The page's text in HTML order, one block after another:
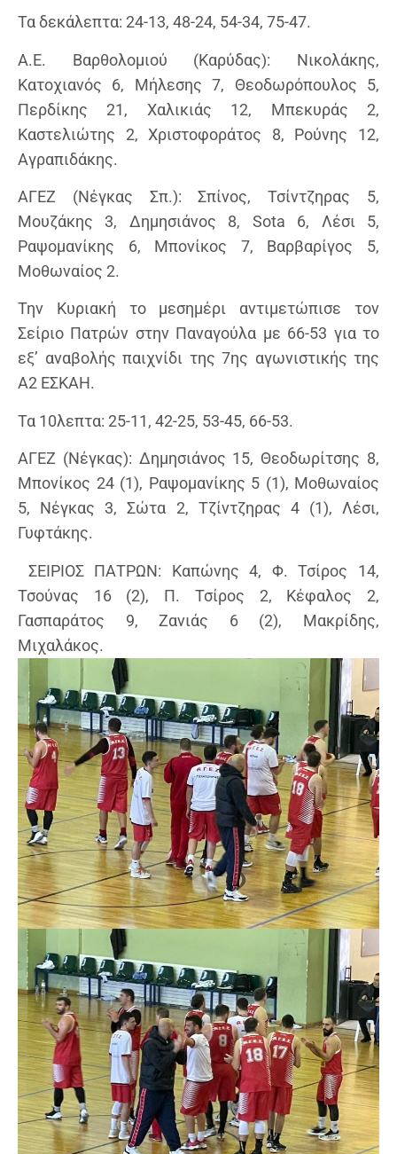
Τα δεκάλεπτα: 24-13, 48-24, 54-34, 75-47.
Α.Ε. Βαρθολομιού (Καρύδας): Νικολάκης,
Κατοχιανός 6, Μήλεσης 7, Θεοδωρόπουλος 5,
Περδίκης 21, Χαλικιάς 12, Μπεκυράς 2,
Καστελιώτης 2, Χριστοφοράτος 8, Ρούνης 12,
Αγραπιδάκης.
ΑΓΕΖ (Νέγκας Σπ.): Σπίνος, Τσίντζηρας 5,
Μουζάκης 3, Δημησιάνος 8, Sota 6, Λέσι 5,
Ραψομανίκης 6, Μπονίκος 7, Βαρβαρίγος 5,
Μοθωναίος 2.
Την Κυριακή το μεσημέρι αντιμετώπισε τον
Σείριο Πατρών στην Παναγούλα με 66-53 για το
εξ’ αναβολής παιχνίδι της 7ης αγωνιστικής της
Α2 ΕΣΚΑΗ.
Τα 10λεπτα: 25-11, 42-25, 53-45, 66-53.
ΑΓΕΖ (Νέγκας): Δημησιάνος 15, Θεοδωρίτσης 8,
Μπονίκος 24 (1), Ραψομανίκης 5 (1), Μοθωναίος
5, Νέγκας 3, Σώτα 2, Τζίντζηρας 4 (1), Λέσι,
Γυφτάκης.
ΣΕΙΡΙΟΣ ΠΑΤΡΩΝ: Καπώνης 4, Φ. Τσίρος 14,
Τσούνας 16 (2), Π. Τσίρος 2, Κέφαλος 2,
Γασπαράτος 9, Ζανιάς 6 (2), Μακρίδης,
Μιχαλάκος.